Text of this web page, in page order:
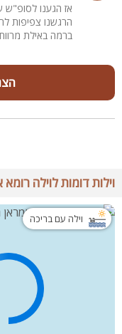
הרגשנו צפיפות
ברמה באילת
וילות דומות לוילה רומא
וילה עם בריכה